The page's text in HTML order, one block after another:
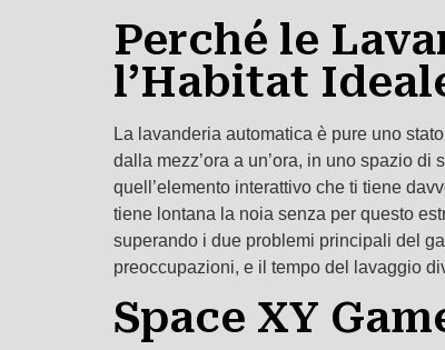
Perché le
l’Habitat
La lavanderia automatica è pure uno
dalla mezz’ora a un’ora, in uno spazio
quell’elemento interattivo che ti tiene
tiene lontana la noia senza per questo
superando i due problemi principali del
preoccupazioni, e il tempo del lavaggio
Space XY